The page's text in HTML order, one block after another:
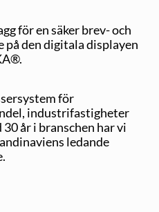
för en säker brev- och
den digitala displayen
för
industrifastigheter
år i branschen har vi
ledande